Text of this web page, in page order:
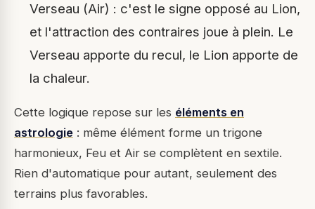
Verseau (Air) : c'est le signe opposé au Lion,
et l'attraction des contraires joue à plein. Le
Verseau apporte du recul, le Lion apporte de
la chaleur.
Cette logique repose sur les éléments en
astrologie : même élément forme un trigone
harmonieux, Feu et Air se complètent en sextile.
Rien d'automatique pour autant, seulement des
terrains plus favorables.